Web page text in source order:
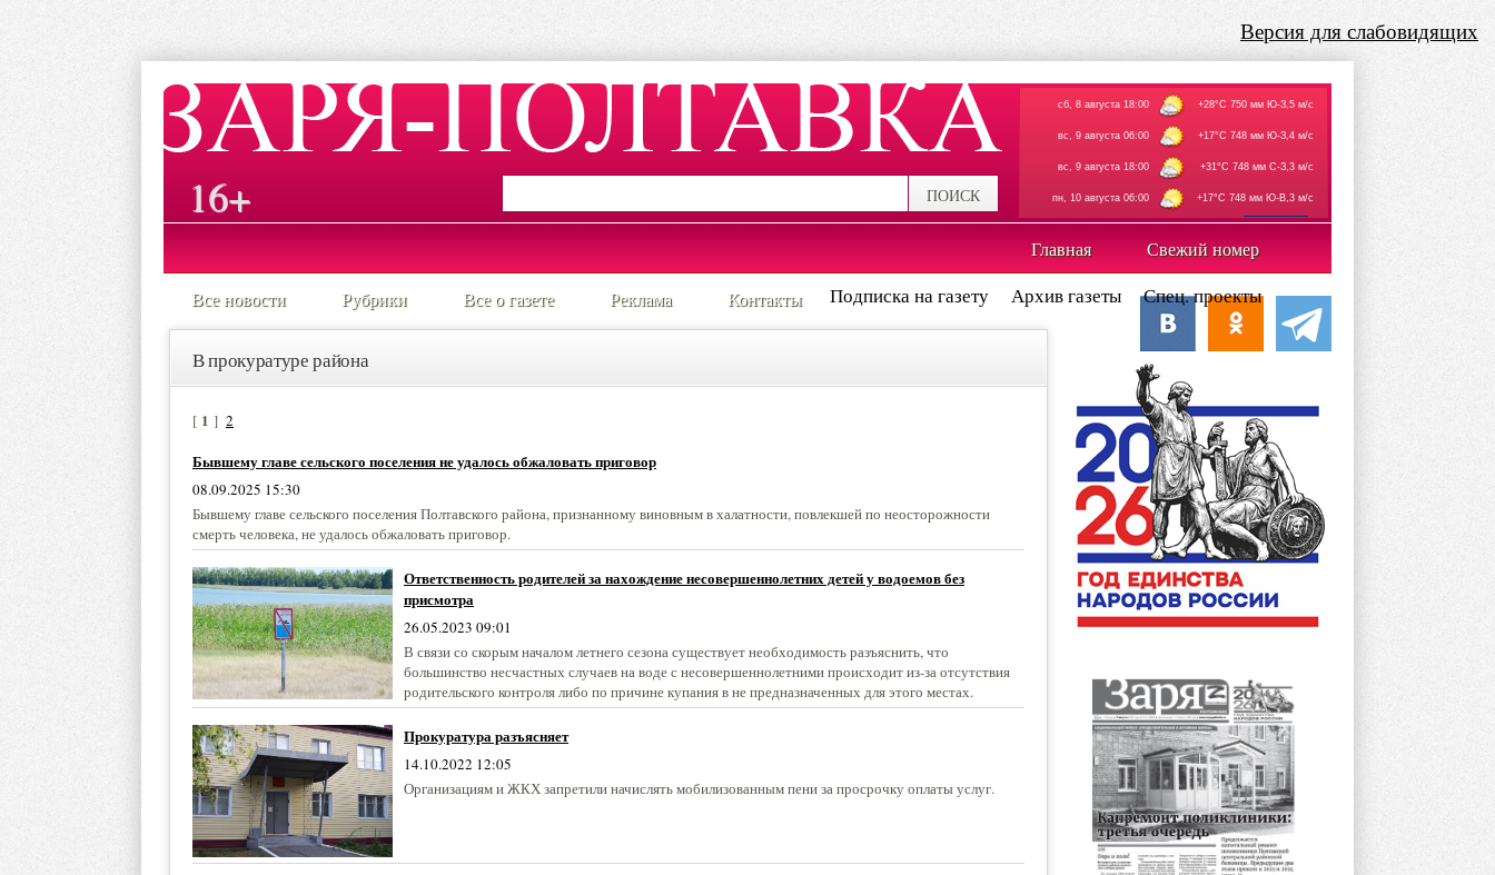
Версия для слабовидящих
16+ ПОИСК
сб, 8 августа 18:00 +28°C 750 мм Ю-З,5 м/с
вс, 9 августа 06:00 +17°C 748 мм Ю-З,4 м/с
вс, 9 августа 18:00 +31°C 748 мм С-З,3 м/с
пн, 10 августа 06:00 +17°C 748 мм Ю-В,3 м/с
Главная Свежий номер
Все новости Рубрики Все о газете Реклама Контакты Подписка на газету Архив газеты Спец. проекты
В прокуратуре района
[ 1 ] 2
Бывшему главе сельского поселения не удалось обжаловать приговор
08.09.2025 15:30
Бывшему главе сельского поселения Полтавского района, признанному виновным в халатности, повлекшей по неосторожности
смерть человека, не удалось обжаловать приговор.
Ответственность родителей за нахождение несовершеннолетних детей у водоемов без
присмотра
26.05.2023 09:01
В связи со скорым началом летнего сезона существует необходимость разъяснить, что
большинство несчастных случаев на воде с несовершеннолетними происходит из-за отсутствия
родительского контроля либо по причине купания в не предназначенных для этого местах.
Прокуратура разъясняет
14.10.2022 12:05
Организациям и ЖКХ запретили начислять мобилизованным пени за просрочку оплаты услуг.